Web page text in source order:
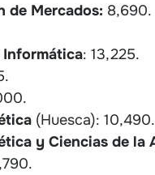
de Mercados: 8,690.
Informática: 13,225.
(Huesca): 10,490.
y Ciencias de